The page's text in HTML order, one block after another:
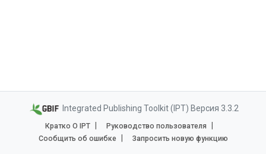
Integrated Publishing Toolkit (IPT) Версия 3.3.2
Кратко О IPT
Руководство пользователя
Сообщить об ошибке
Запросить новую функцию